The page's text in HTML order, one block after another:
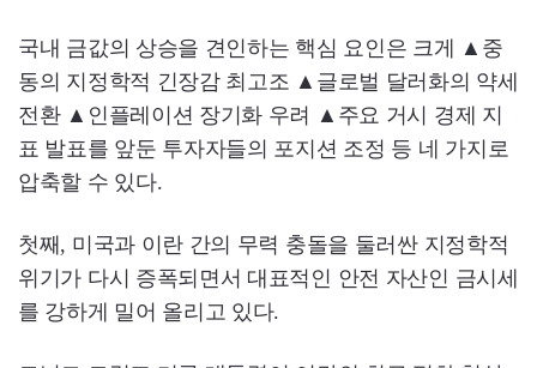
국내 금값의 상승을 견인하는 핵심 요인은 크게 ▲중
동의 지정학적 긴장감 최고조 ▲글로벌 달러화의 약세
전환 ▲인플레이션 장기화 우려 ▲주요 거시 경제 지
표 발표를 앞둔 투자자들의 포지션 조정 등 네 가지로
압축할 수 있다.
첫째, 미국과 이란 간의 무력 충돌을 둘러싼 지정학적
위기가 다시 증폭되면서 대표적인 안전 자산인 금시세
를 강하게 밀어 올리고 있다.